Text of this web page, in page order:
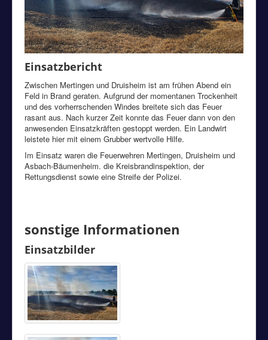
Einsatzbericht
Zwischen Mertingen und Druisheim ist am frühen Abend ein
Feld in Brand geraten. Aufgrund der momentanen Trockenheit
und des vorherrschenden Windes breitete sich das Feuer
rasant aus. Nach kurzer Zeit konnte das Feuer dann von den
anwesenden Einsatzkräften gestoppt werden. Ein Landwirt
leistete hier mit einem Grubber wertvolle Hilfe.
Im Einsatz waren die Feuerwehren Mertingen, Druisheim und
Asbach-Bäumenheim. die Kreisbrandinspektion, der
Rettungsdienst sowie eine Streife der Polizei.
sonstige Informationen
Einsatzbilder